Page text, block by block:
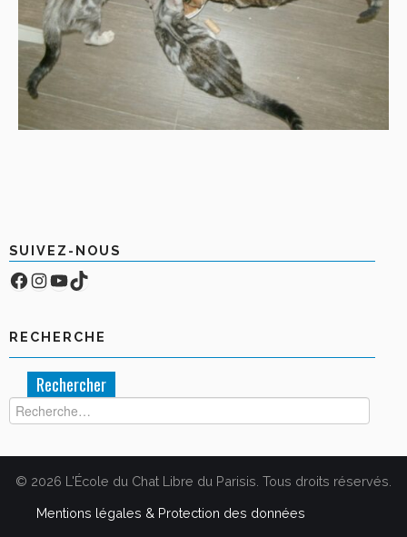
SUIVEZ-NOUS
Facebook
Compte Instagram
YouTube
TikTok
RECHERCHE
Rechercher :
© 2026 L'École du Chat Libre du Parisis. Tous droits réservés.
Mentions légales & Protection des données